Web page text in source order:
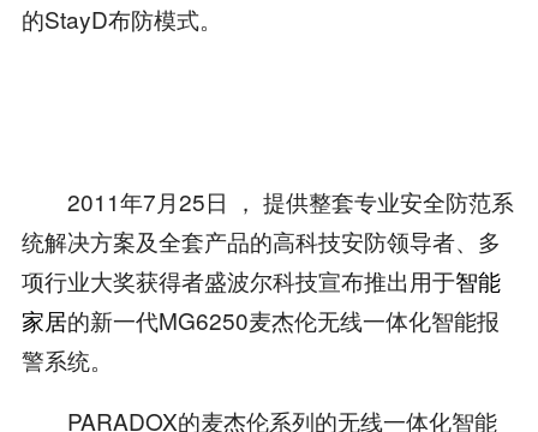
的StayD布防模式。
2011年7月25日 ， 提供整套专业安全防范系
统解决方案及全套产品的高科技安防领导者、多
项行业大奖获得者盛波尔科技宣布推出用于智能
家居的新一代MG6250麦杰伦无线一体化智能报
警系统。
PARADOX的麦杰伦系列的无线一体化智能